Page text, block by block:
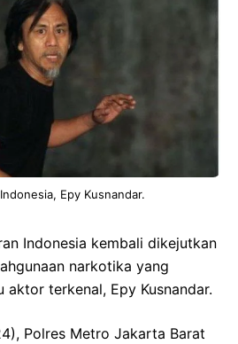
Epy Kusnandar.
Indonesia kembali dikejutkan
narkotika yang
aktor terkenal, Epy Kusnandar.
Polres Metro Jakarta Barat